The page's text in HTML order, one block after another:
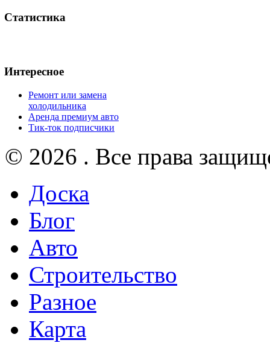
Статистика
Интересное
Ремонт или замена
холодильника
Аренда премиум авто
Тик-ток подписчики
© 2026 . Все права
Доска
Блог
Авто
Строительство
Разное
Карта